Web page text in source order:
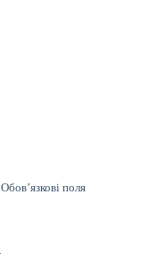
Обов’язкові поля